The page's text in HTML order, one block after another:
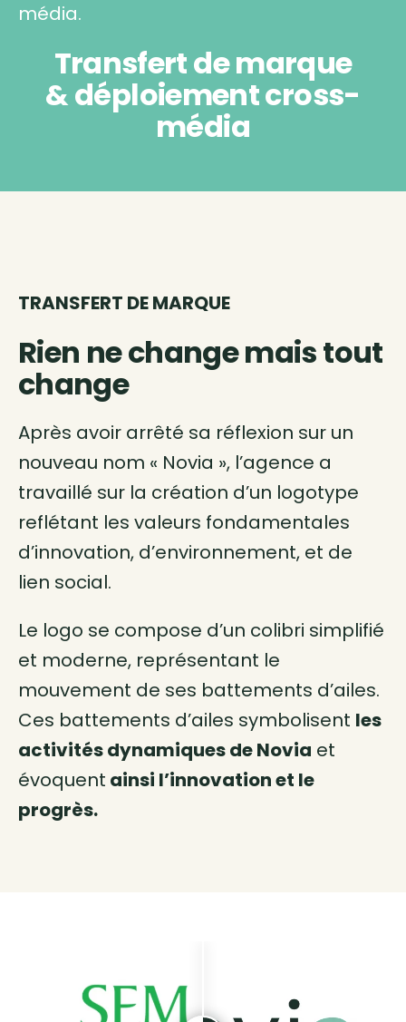
média.
Transfert de marque
& déploiement cross-
média
TRANSFERT DE MARQUE
Rien ne change mais tout
change
Après avoir arrêté sa réflexion sur un
nouveau nom « Novia », l’agence a
travaillé sur la création d’un logotype
reflétant les valeurs fondamentales
d’innovation, d’environnement, et de
lien social.
Le logo se compose d’un colibri simplifié
et moderne, représentant le
mouvement de ses battements d’ailes.
Ces battements d’ailes symbolisent les
activités dynamiques de Novia et
évoquent ainsi l’innovation et le
progrès.